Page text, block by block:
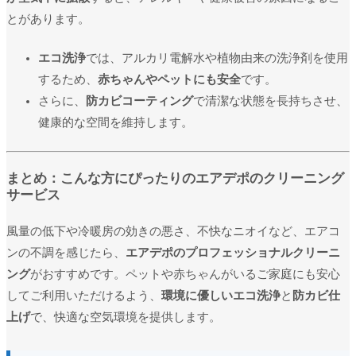
とがあります。
エコ洗浄では、アルカリ電解水や植物由来の洗浄剤を使用
するため、 赤ちゃんやペットにも安全です。
さらに、
防カビコーティングで清潔な状態を長持ちさせ、
健康的な空間を維持します。
まとめ：こんな方にぴったりのエアデポのクリーニング
サービス
風量の低下や冷暖房の効きの悪さ、不快なニオイなど、エアコ
ンの不調を感じたら、 エアデポのプロフェッショナルクリーニ
ングがおすすめです。ペットや赤ちゃんがいるご家庭にも安心
してご利用いただけるよう、 環境に優しいエコ洗浄と 防カビ仕
上げで、快適な空気環境を提供します。
パスワード *
ログイン状態を保存
ログイン